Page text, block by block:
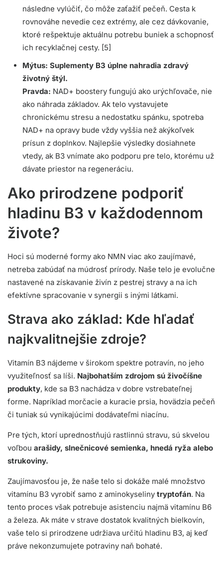
následne vylúčiť, čo môže zaťažiť pečeň. Cesta k
rovnováhe nevedie cez extrémy, ale cez dávkovanie,
ktoré rešpektuje aktuálnu potrebu buniek a schopnosť
ich recyklačnej cesty. [5]
Mýtus: Suplementy B3 úplne nahradia zdravý
životný štýl.
Pravda: NAD+ boostery fungujú ako urýchľovače, nie
ako náhrada základov. Ak telo vystavujete
chronickému stresu a nedostatku spánku, spotreba
NAD+ na opravy bude vždy vyššia než akýkoľvek
prísun z doplnkov. Najlepšie výsledky dosiahnete
vtedy, ak B3 vnímate ako podporu pre telo, ktorému už
dávate priestor na regeneráciu.
Ako prirodzene podporiť
hladinu B3 v každodennom
živote?
Hoci sú moderné formy ako NMN viac ako zaujímavé,
netreba zabúdať na múdrosť prírody. Naše telo je evolučne
nastavené na získavanie živín z pestrej stravy a na ich
efektívne spracovanie v synergii s inými látkami.
Strava ako základ: Kde hľadať
najkvalitnejšie zdroje?
Vitamín B3 nájdeme v širokom spektre potravín, no jeho
využiteľnosť sa líši. Najbohatším zdrojom sú živočíšne
produkty, kde sa B3 nachádza v dobre vstrebateľnej
forme. Napríklad morčacie a kuracie prsia, hovädzia pečeň
či tuniak sú vynikajúcimi dodávateľmi niacínu.
Pre tých, ktorí uprednostňujú rastlinnú stravu, sú skvelou
voľbou arašidy, slnečnicové semienka, hnedá ryža alebo
strukoviny.
Zaujímavosťou je, že naše telo si dokáže malé množstvo
vitamínu B3 vyrobiť samo z aminokyseliny tryptofán. Na
tento proces však potrebuje asistenciu najmä vitamínu B6
a železa. Ak máte v strave dostatok kvalitných bielkovín,
vaše telo si prirodzene udržiava určitú hladinu B3, aj keď
práve nekonzumujete potraviny naň bohaté.